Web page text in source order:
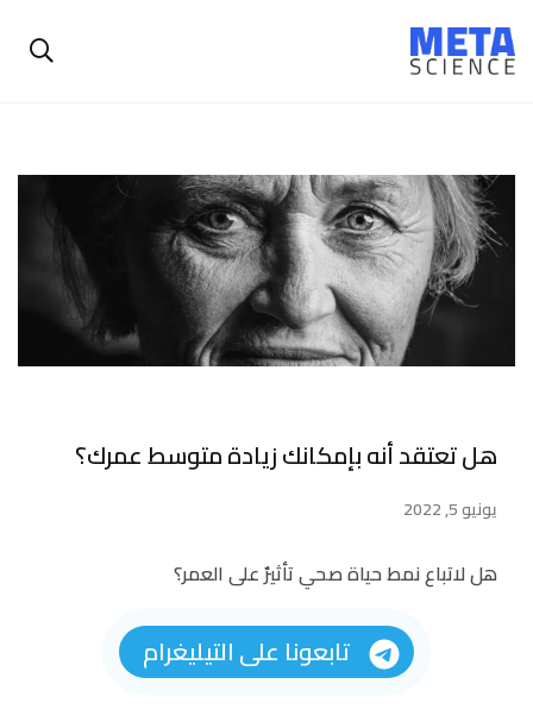
هل تعتقد أنه بإمكانك زيادة متوسط عمرك؟
يونيو 5, 2022
هل لاتباع نمط حياة صحي تأثيرٌ على العمر؟
تابعونا على التيليغرام